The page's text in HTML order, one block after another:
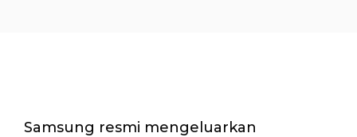
Samsung resmi mengeluarkan